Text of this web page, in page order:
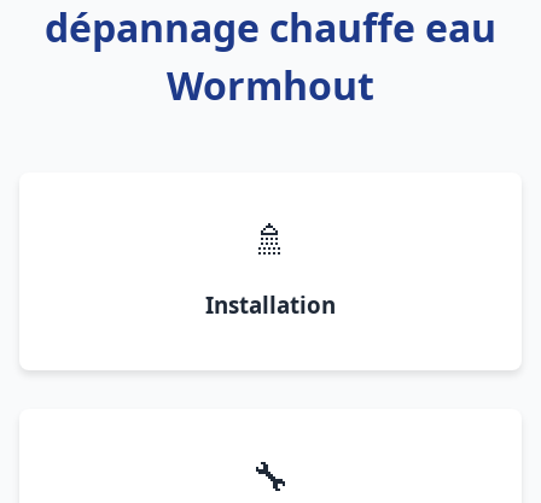
dépannage chauffe eau
Wormhout
🚿
Installation
🔧